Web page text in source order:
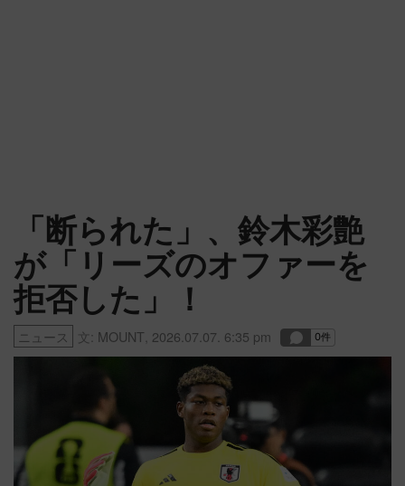
「断られた」、鈴木彩艶
が「リーズのオファーを
拒否した」！
ニュース 文: MOUNT 2026.07.07. 6:35 pm